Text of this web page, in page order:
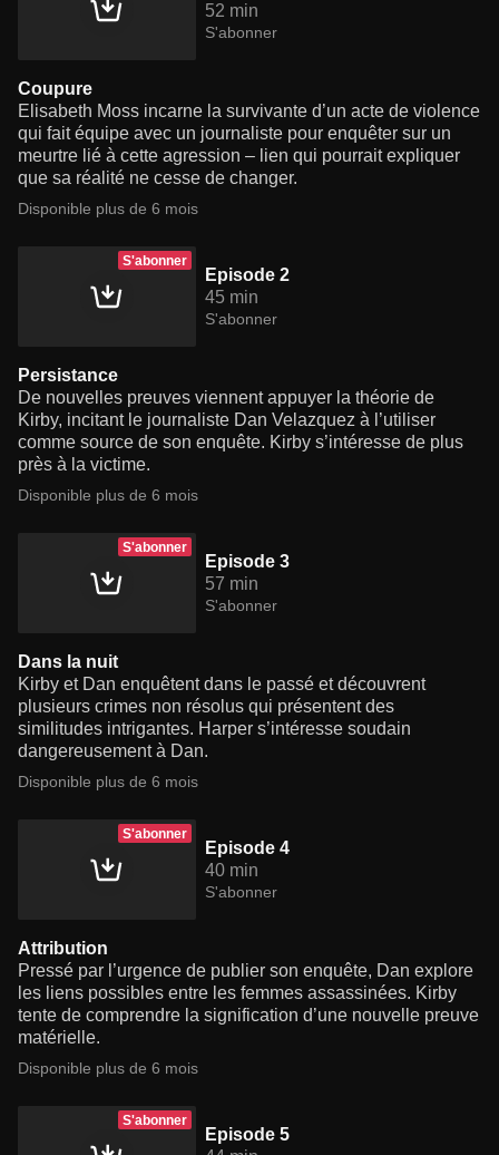
52 min
S'abonner
Coupure
Elisabeth Moss incarne la survivante d’un acte de violence
qui fait équipe avec un journaliste pour enquêter sur un
meurtre lié à cette agression – lien qui pourrait expliquer
que sa réalité ne cesse de changer.
Disponible plus de 6 mois
S'abonner
Episode 2
45 min
S'abonner
Persistance
De nouvelles preuves viennent appuyer la théorie de
Kirby, incitant le journaliste Dan Velazquez à l’utiliser
comme source de son enquête. Kirby s’intéresse de plus
près à la victime.
Disponible plus de 6 mois
S'abonner
Episode 3
57 min
S'abonner
Dans la nuit
Kirby et Dan enquêtent dans le passé et découvrent
plusieurs crimes non résolus qui présentent des
similitudes intrigantes. Harper s’intéresse soudain
dangereusement à Dan.
Disponible plus de 6 mois
S'abonner
Episode 4
40 min
S'abonner
Attribution
Pressé par l’urgence de publier son enquête, Dan explore
les liens possibles entre les femmes assassinées. Kirby
tente de comprendre la signification d’une nouvelle preuve
matérielle.
Disponible plus de 6 mois
S'abonner
Episode 5